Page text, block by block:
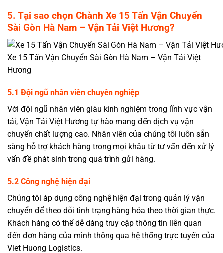
5. Tại sao chọn Chành Xe 15 Tấn Vận Chuyển
Sài Gòn Hà Nam – Vận Tải Việt Hương?
Xe 15 Tấn Vận Chuyển Sài Gòn Hà Nam – Vận Tải Việt
Hương
5.1 Đội ngũ nhân viên chuyên nghiệp
Với đội ngũ nhân viên giàu kinh nghiệm trong lĩnh vực vận
tải, Vận Tải Việt Hương tự hào mang đến dịch vụ vận
chuyển chất lượng cao. Nhân viên của chúng tôi luôn sẵn
sàng hỗ trợ khách hàng trong mọi khâu từ tư vấn đến xử lý
vấn đề phát sinh trong quá trình gửi hàng.
5.2 Công nghệ hiện đại
Chúng tôi áp dụng công nghệ hiện đại trong quản lý vận
chuyển để theo dõi tình trạng hàng hóa theo thời gian thực.
Khách hàng có thể dễ dàng truy cập thông tin liên quan
đến đơn hàng của mình thông qua hệ thống trực tuyến của
Viet Huong Logistics.